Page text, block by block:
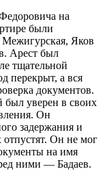
на
были
Яков
Арест был
тщательной
перекрыт, а вся
документов.
уверен в своих
Он
задержания и
отпустят. Он не мог
на имя
ними — Бадаев.